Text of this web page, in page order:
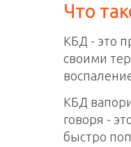
Что
КБД - это
своими
КБД
говоря -
быстро